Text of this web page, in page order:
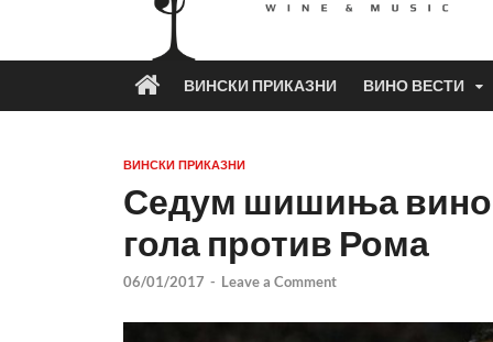
ВИНСКИ ПРИКАЗНИ ВИНО ВЕСТИ
ВИНСКИ ПРИКАЗНИ
Седум шишиња вино
гола против Рома
06/01/2017 - Leave a Comment